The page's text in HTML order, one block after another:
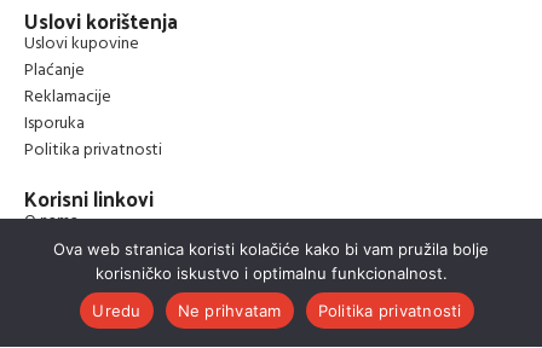
Uslovi korištenja
Uslovi kupovine
Plaćanje
Reklamacije
Isporuka
Politika privatnosti
Korisni linkovi
O nama
Blog
Kontakt
KorpaMoj račun
Ova web stranica koristi kolačiće kako bi vam pružila bolje
korisničko iskustvo i optimalnu funkcionalnost.
Uredu
Ne prihvatam Politika privatnosti